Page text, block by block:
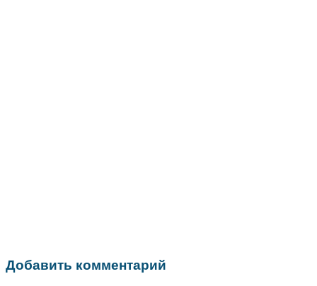
Добавить комментарий